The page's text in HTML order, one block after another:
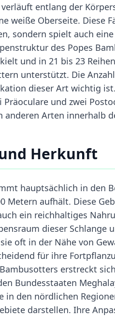
entlang der
weiße Oberseite. Diese
sondern spielt auch
des Popes
und in 21 bis 23
unterstützt. Die
dieser Art wichtig
und zwei
anderen Arten innerhalb
Herkunft
hauptsächlich in den
Metern aufhält. Diese
ein reichhaltiges
dieser Schlange
oft in der Nähe von
für ihre
erstreckt
Bundesstaaten
in den nördlichen
darstellen. Ihre